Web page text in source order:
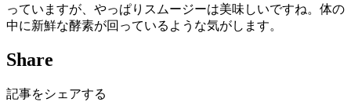
っていますが、やっぱりスムージーは美味しいですね。体の
中に新鮮な酵素が回っているような気がします。
Share
記事をシェアする